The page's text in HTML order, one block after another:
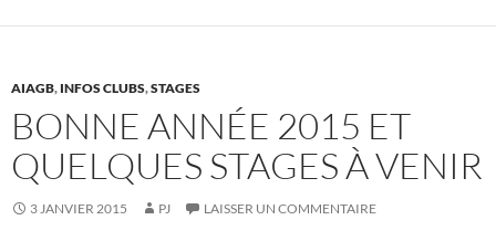
AIAGB, INFOS CLUBS,STAGES
BONNE ANNÉE 2015 ET
QUELQUES STAGES À VENIR
3 JANVIER 2015 PJ LAISSER UN COMMENTAIRE